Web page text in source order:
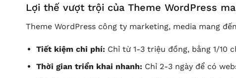
Lợi thế vượt trội của Theme WordPress
Theme WordPress công ty marketing, media mang
Tiết kiệm chi phí: Chỉ từ 1-3 triệu đồng, bằng 1/10
Thời gian triển khai nhanh: Chỉ 2-3 ngày để có